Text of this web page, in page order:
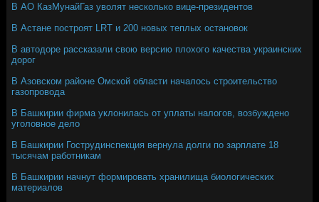
В АО КазМунайГаз уволят несколько вице-президентов
В Астане построят LRT и 200 новых теплых остановок
В автодоре рассказали свою версию плохого качества украинских
дорог
В Азовском районе Омской области началось строительство
газопровода
В Башкирии фирма уклонилась от уплаты налогов, возбуждено
уголовное дело
В Башкирии Гострудинспекция вернула долги по зарплате 18
тысячам работникам
В Башкирии начнут формировать хранилища биологических
материалов